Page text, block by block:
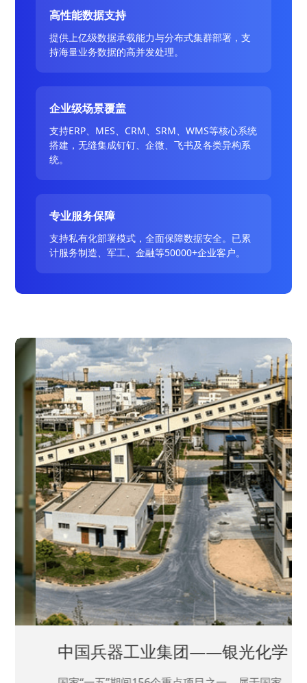
高性能数据支持
提供上亿级数据承载能力与分布式集群部署，支
持海量业务数据的高并发处理。
企业级场景覆盖
支持ERP、MES、CRM、SRM、WMS等核心系统
搭建，无缝集成钉钉、企微、飞书及各类异构系
统。
专业服务保障
支持私有化部署模式，全面保障数据安全。已累
计服务制造、军工、金融等50000+企业客户。
中国兵器工业集团——银光化学